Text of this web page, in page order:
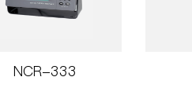
NCR-333